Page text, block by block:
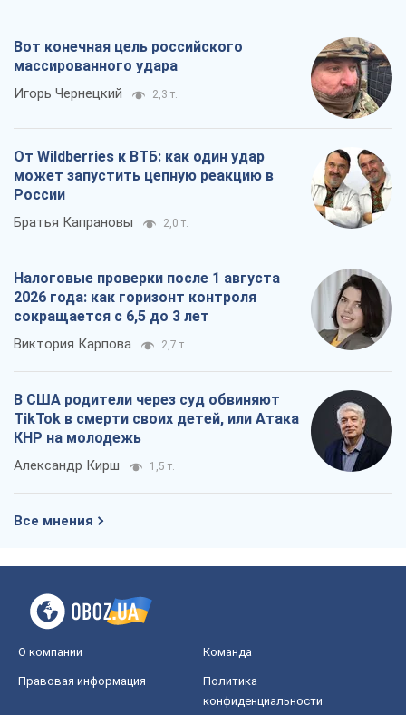
Вот конечная цель российского
массированного удара
Игорь Чернецкий 2,3 т.
От Wildberries к ВТБ: как один удар
может запустить цепную реакцию в
России
Братья Капрановы 2,0 т.
Налоговые проверки после 1 августа
2026 года: как горизонт контроля
сокращается с 6,5 до 3 лет
Виктория Карпова 2,7 т.
В США родители через суд обвиняют
TikTok в смерти своих детей, или Атака
КНР на молодежь
Александр Кирш 1,5 т.
Все мнения
О компании Команда
Правовая информация
Политика
конфиденциальности